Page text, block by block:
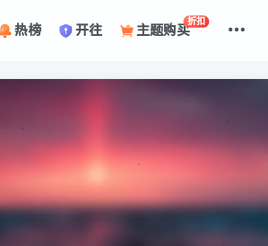
热榜 开往 主题购买
折扣